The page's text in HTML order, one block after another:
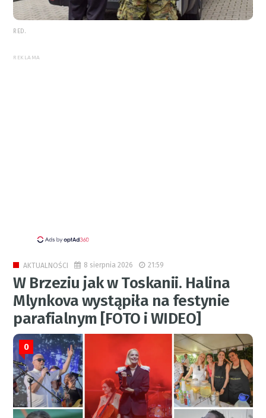
RED.
REKLAMA
AKTUALNOŚCI 8 sierpnia 2026 21:59
W Brzeziu jak w Toskanii. Halina
Mlynkova wystąpiła na festynie
parafialnym [FOTO i WIDEO]
0